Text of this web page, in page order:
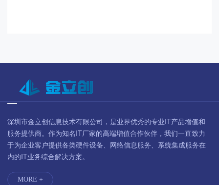
深圳市金立创信息技术有限公司，是业界优秀的专业IT产品增值和
服务提供商。作为知名IT厂家的高端增值合作伙伴，我们一直致力
于为企业客户提供各类硬件设备、网络信息服务、系统集成服务在
内的IT业务综合解决方案。
MORE +